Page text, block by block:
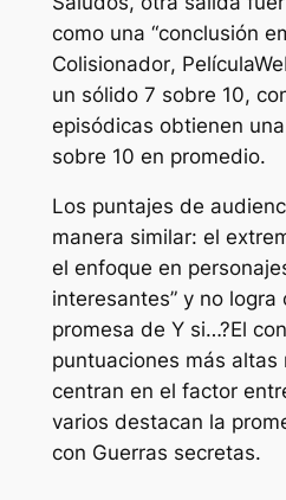
como una “conclusión
Colisionador,
un sólido 7 sobre 10,
episódicas obtienen
sobre 10 en promedio.
Los puntajes de
manera similar: el
el enfoque en
interesantes” y no logra
promesa de Y si…?El
puntuaciones más altas
centran en el factor
varios destacan la
con Guerras secretas.